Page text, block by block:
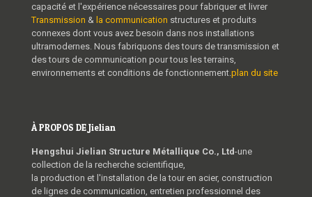
capacité et l'expérience nécessaires pour fabriquer et livrer
Transmission & la communication structures et produits
connexes dont vous avez besoin dans nos installations
ultramodernes. Nous fabriquons des tours de transmission et
des tours de communication pour tous les terrains,
environnements et conditions de fonctionnement. plan du site
À PROPOS DE Jielian
Hengshui Jielian Structure Métallique Co., Ltd-une
collection de la recherche scientifique,
la production et l'installation de la tour en acier, construction
de lignes de communication, entretien professionnel des